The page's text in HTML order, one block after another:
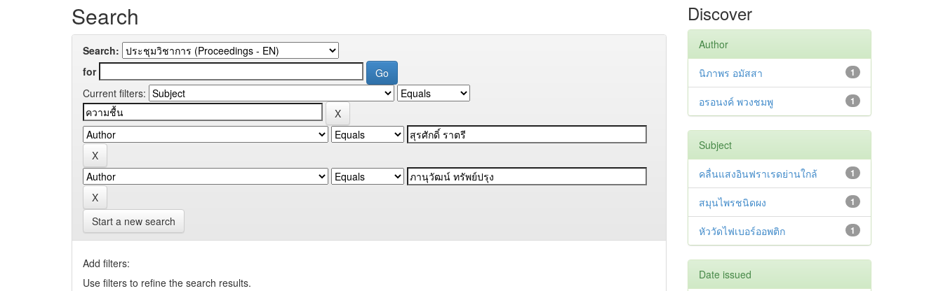
Search
Search:
for
Current filters:
Start a new search
Add filters:
Use filters to refine the search results.
Discover
Author
1
นิภาพร อมัสสา
1
อรอนงค์ พวงชมพู
Subject
1
คลื่นแสงอินฟราเรดย่านใกล้
1
สมุนไพรชนิดผง
1
หัววัดไฟเบอร์ออพติก
Date issued